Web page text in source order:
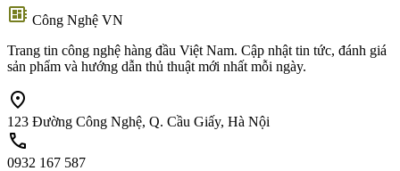
developer_board Công Nghệ VN
Trang tin công nghệ hàng đầu Việt Nam. Cập nhật tin tức, đánh giá
sản phẩm và hướng dẫn thủ thuật mới nhất mỗi ngày.
location_on
123 Đường Công Nghệ, Q. Cầu Giấy, Hà Nội
call
0932 167 587